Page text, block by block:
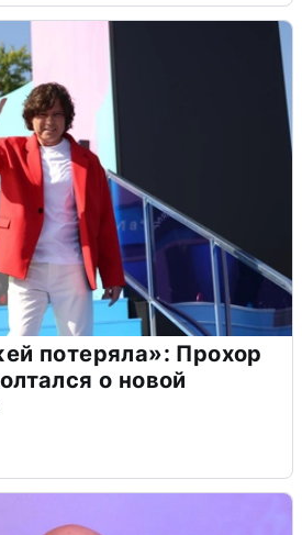
потеряла»: Прохор
о новой